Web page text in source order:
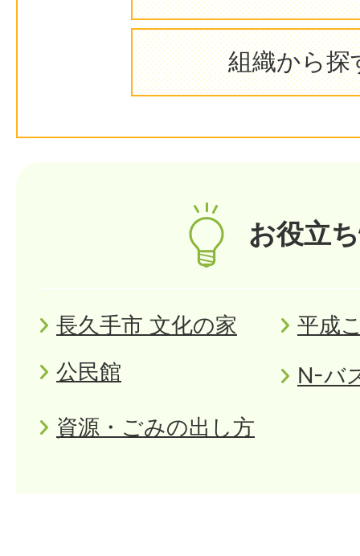
組織から探
お役立
長久手市 文化の家
平成
公民館
N-バ
資源・ごみの出し方